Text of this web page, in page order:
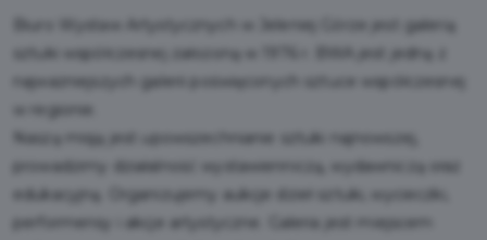
Biuro Wystaw Artystycznych w Jeleniej Górze jest galerią
sztuki współczesnej założoną w 1976 r. BWA jest jedną z
najważniejszych galerii poświęconych sztuce współczesnej
w regionie.
Naszą misją jest upowszechnianie sztuki najnowszej,
prowadzimy działalność wystawienniczą, wydawniczą oraz
edukacyjną. Organizujemy aukcje dzieł sztuki, wycieczki,
performensy i akcje artystyczne. Galeria jest miejscem